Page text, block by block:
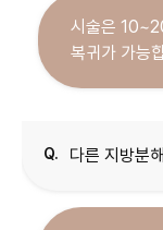
시술은
복귀가 가능
Q. 다른 지방분